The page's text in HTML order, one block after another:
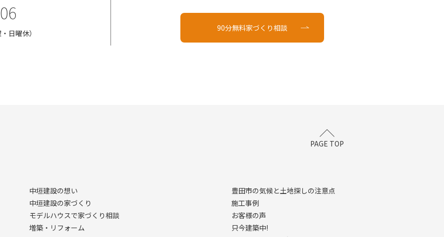
日曜休）
90分無料家づくり相談
PAGE TOP
中垣建設の想い
中垣建設の家づくり
モデルハウスで家づくり相談
増築・リフォーム
豊田市の気候と土地探しの注意点
施工事例
お客様の声
只今建築中!